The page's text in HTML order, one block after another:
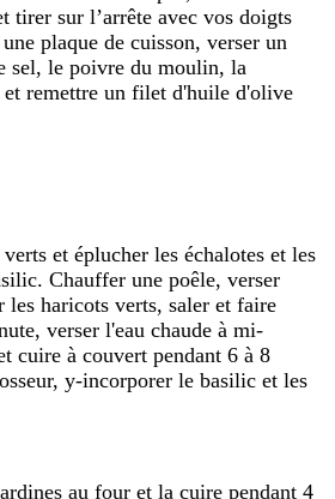
tirer sur l’arrête avec vos doigts
plaque de cuisson, verser un
sel, le poivre du moulin, la
et remettre un filet d'huile d'olive
et éplucher les échalotes et les
Chauffer une poêle, verser
haricots verts, saler et faire
verser l'eau chaude à mi-
cuire à couvert pendant 6 à 8
y-incorporer le basilic et les
au four et la cuire pendant 4